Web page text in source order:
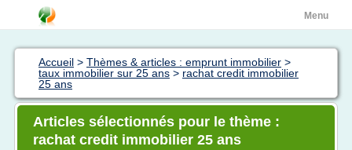
Menu
Accueil > Thèmes & articles : emprunt immobilier >
taux immobilier sur 25 ans > rachat credit immobilier
25 ans
Articles sélectionnés pour le thème :
rachat credit immobilier 25 ans